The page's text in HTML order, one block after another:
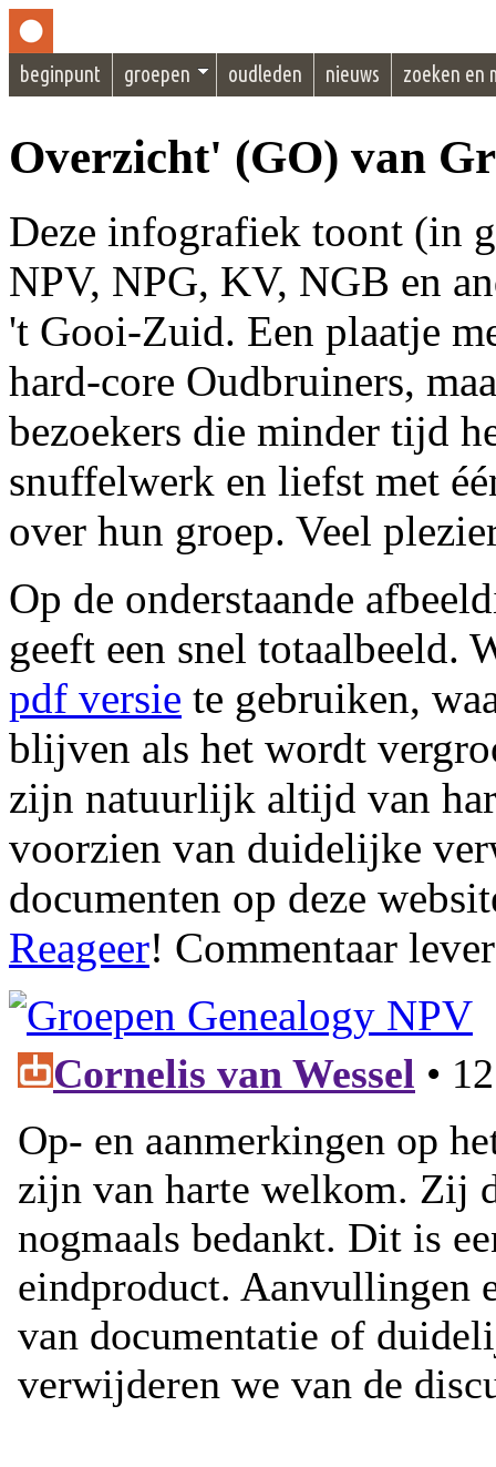
beginpunt groepen oudleden nieuws zoeken en
Overzicht' (GO) van
Deze infografiek toont (in
NPV, NPG, KV, NGB en
't Gooi-Zuid. Een plaatje
hard-core Oudbruiners,
bezoekers die minder tijd
snuffelwerk en liefst met
over hun groep. Veel
Op de onderstaande
geeft een snel totaalbeeld.
pdf versie te gebruiken,
blijven als het wordt
zijn natuurlijk altijd van
voorzien van duidelijke
documenten op deze
Reageer! Commentaar